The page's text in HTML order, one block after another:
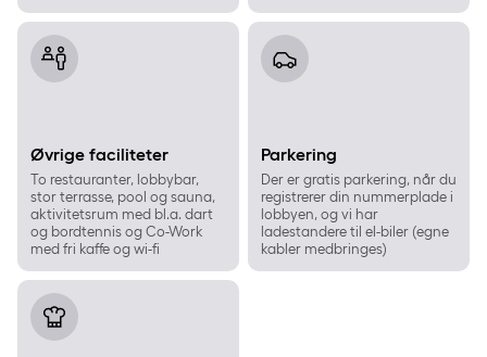
Øvrige faciliteter
Øvrige faciliteter
To restauranter, lobbybar,
stor terrasse, pool og sauna,
aktivitetsrum med bl.a. dart
og bordtennis og Co-Work
med fri kaffe og wi-fi
Parkering
Parkering
Der er gratis parkering, når du
registrerer din nummerplade i
lobbyen, og vi har
ladestandere til el-biler (egne
kabler medbringes)
Egen restaurant